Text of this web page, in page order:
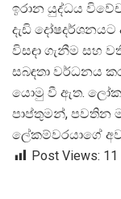
ඉරාන යුද්ධය
දැඩි
විසඳා ගැනීම සහ
සබඳතා වර්ධනය
යොමු වී ඇත. ලෝක
පාප්තුමන්, පවතින
ලේකම්වරයාගේ
Post Views: 11